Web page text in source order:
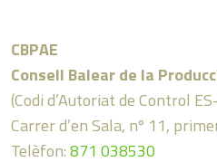
CBPAE
Consell Balear de la
(Codi d’Autoriat de Control
Carrer d’en Sala, nº 11,
Telèfon:871 038530